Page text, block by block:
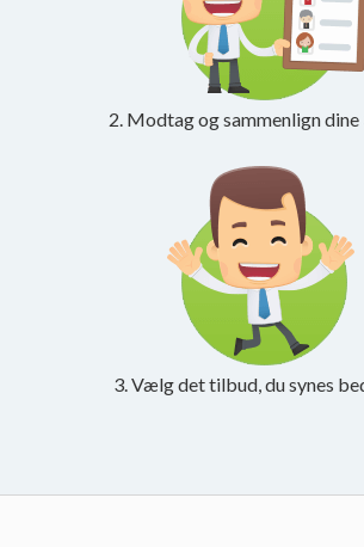
2. Modtag og sammenlign
3. Vælg det tilbud, du synes